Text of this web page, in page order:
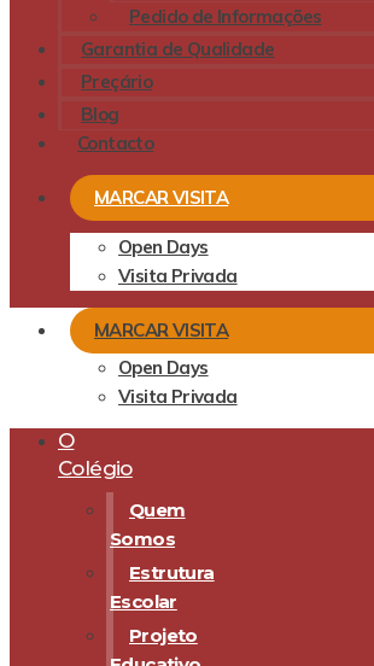
Pedido de Informações
Garantia de Qualidade
Preçário
Blog
Contacto
MARCAR VISITA
Open Days
Visita Privada
MARCAR VISITA
Open Days
Visita Privada
O
Colégio
Quem
Somos
Estrutura
Escolar
Projeto